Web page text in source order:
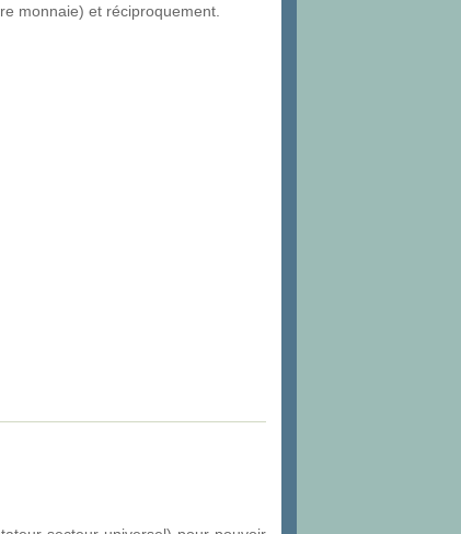
monnaie) et réciproquement.